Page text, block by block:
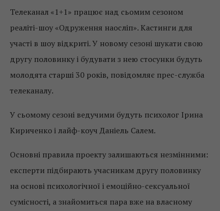
Телеканал «1+1» працює над сьомим сезоном
реаліті-шоу «Одруження наосліп». Кастинги для
участі в шоу відкриті. У новому сезоні шукати свою
другу половинку і будувати з нею стосунки будуть
молодята старші 30 років, повідомляє прес-служба
телеканалу.
У сьомому сезоні ведучими будуть психолог Ірина
Кириченко і лайф-коуч Даніель Салем.
Основні правила проекту залишаються незмінними:
експерти підбирають учасникам другу половинку
на основі психологічної і емоційно-сексуальної
сумісності, а знайомиться пара вже на власному